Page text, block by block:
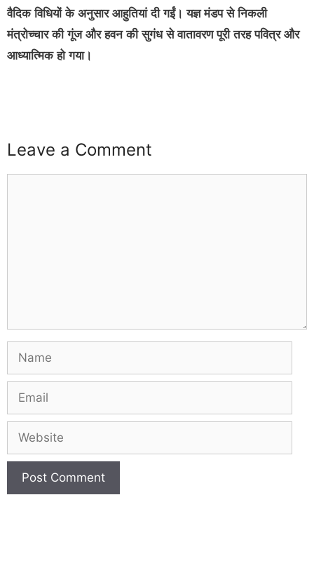
वैदिक विधियों के अनुसार आहुतियां दी गईं। यज्ञ मंडप से निकली
मंत्रोच्चार की गूंज और हवन की सुगंध से वातावरण पूरी तरह पवित्र और
आध्यात्मिक हो गया।
Leave a Comment